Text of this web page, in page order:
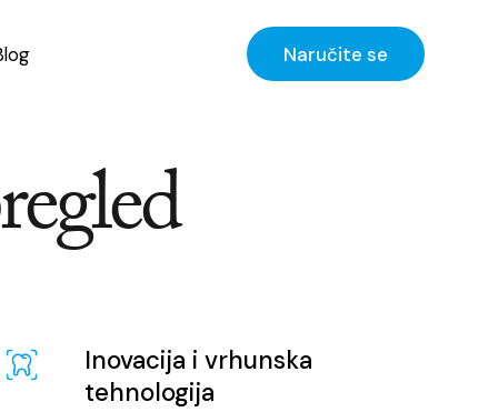
Naručite se
Inovacija i vrhunska
tehnologija